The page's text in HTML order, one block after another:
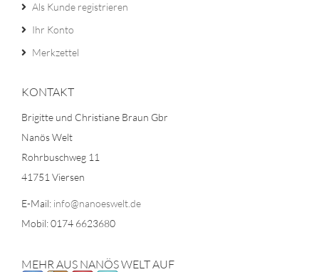
Als Kunde registrieren
Ihr Konto
Merkzettel
KONTAKT
Brigitte und Christiane Braun Gbr
Nanös Welt
Rohrbuschweg 11
41751 Viersen
E-Mail: info@nanoeswelt.de
Mobil: 0174 6623680
MEHR AUS NANÖS WELT AUF